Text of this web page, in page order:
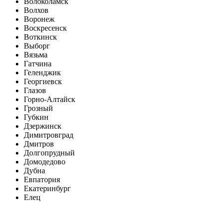
Волхов
Воронеж
Воскресенск
Воткинск
Выборг
Вязьма
Гатчина
Геленджик
Георгиевск
Глазов
Горно-Алтайск
Грозный
Губкин
Дзержинск
Димитровград
Дмитров
Долгопрудный
Домодедово
Дубна
Евпатория
Екатеринбург
Елец